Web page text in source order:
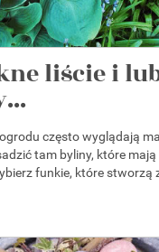
liście i
często wyglądają
tam byliny, które mają
funkie, które stworzą